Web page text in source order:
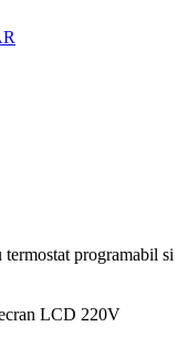
programabil si